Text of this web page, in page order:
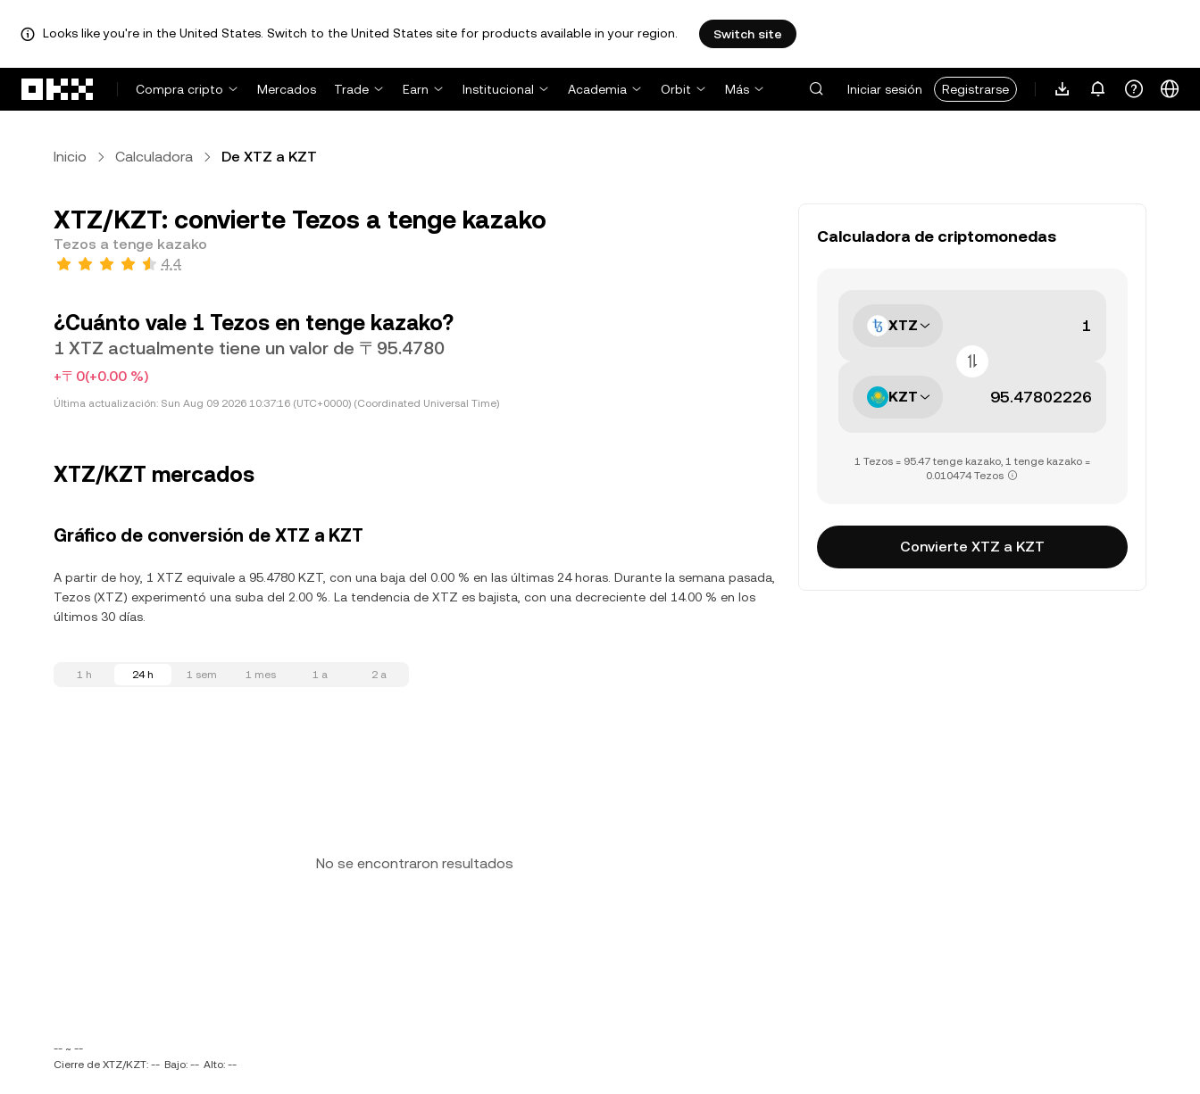
Looks like you're in the United States. Switch to the United States site for products available in your region. Switch site
Compra cripto
Mercados Trade Earn Institucional Academia Orbit Más Iniciar sesión Registrarse
Inicio Calculadora De XTZ a KZT
XTZ/KZT: convierte Tezos a tenge kazako
Tezos a tenge kazako
4.4
¿Cuánto vale 1 Tezos en tenge kazako?
1 XTZ actualmente tiene un valor de 〒95.4780
+〒0(+0.00 %)
Última actualización: Sun Aug 09 2026 10:37:16 (UTC+0000) (Coordinated Universal Time)
XTZ/KZT mercados
Gráfico de conversión de XTZ a KZT
A partir de hoy, 1 XTZ equivale a 95.4780 KZT, con una baja del 0.00 % en las últimas 24 horas. Durante la semana pasada,
Tezos (XTZ) experimentó una suba del 2.00 %. La tendencia de XTZ es bajista, con una decreciente del 14.00 % en los
últimos 30 días.
1 h 24 h 1 sem 1 mes 1 a 2 a
No se encontraron resultados
-- ~ --
Cierre de XTZ/KZT: -- Bajo: -- Alto: --
Calculadora de criptomonedas
XTZ
KZT
1 Tezos = 95.47 tenge kazako, 1 tenge kazako =
0.010474 Tezos
Convierte XTZ a KZT